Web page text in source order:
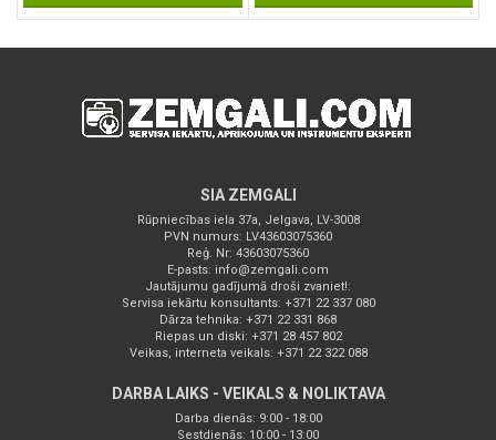
SIA ZEMGALI
Rūpniecības iela 37a, Jelgava, LV-3008
PVN numurs: LV43603075360
Reģ. Nr: 43603075360
E-pasts: info@zemgali.com
Jautājumu gadījumā droši zvaniet!:
Servisa iekārtu konsultants: +371 22 337 080
Dārza tehnika: +371 22 331 868
Riepas un diski: +371 28 457 802
Veikas, interneta veikals: +371 22 322 088
DARBA LAIKS - VEIKALS & NOLIKTAVA
Darba dienās: 9:00 - 18:00
Sestdienās: 10:00 - 13:00